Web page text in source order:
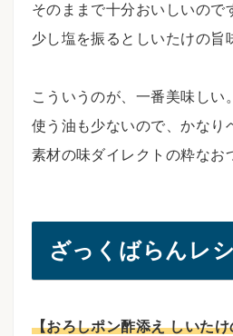
そのままで十分おいしいので
少し塩を振るとしいたけの旨
こういうのが、一番美味しい。
使う油も少ないので、かなり
素材の味ダイレクトの粋なお
ざっくばらんレ
【おろしポン酢添え しいた